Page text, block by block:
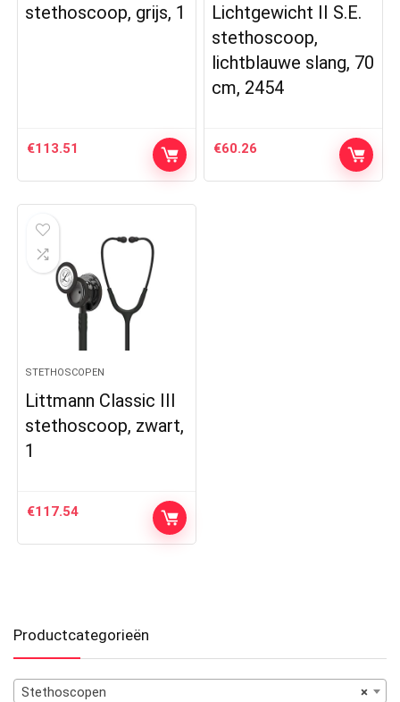
stethoscoop, grijs, 1
€113.51
Lichtgewicht II S.E.
stethoscoop,
lichtblauwe slang, 70
cm, 2454
€60.26
STETHOSCOPEN
Littmann Classic III
stethoscoop, zwart,
1
€117.54
Productcategorieën
×
Stethoscopen